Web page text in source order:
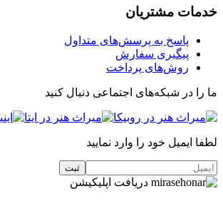
خدمات مشتریان
پاسخ به پرسش‌های متداول
پیگیری سفارش
روش‌های پرداخت
ما را در شبکه‌های اجتماعی دنبال کنید
لطفا ایمیل خود را وارد نمایید
دریافت اپلیکیشن